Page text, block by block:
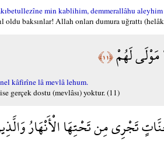
min kablihim, demmerallâhu
oldu baksınlar! Allah onları dumura uğrattı
مَوْلَى لَهُمْ﴿١١﴾
kâfirîne lâ mevlâ lehum.
gerçek dostu (mevlâsı) yoktur. (11)
تَجْرِي مِن تَحْتِهَا الْأَنْهَارُ